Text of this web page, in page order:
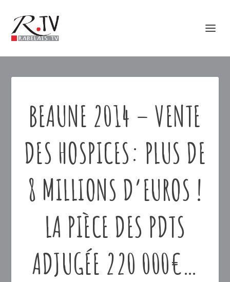
BEAUNE 2014 – VENTE
DES HOSPICES: PLUS DE
8 MILLIONS D’EUROS !
LA PIÈCE DES PDTS
ADJUGÉE 220 000€…